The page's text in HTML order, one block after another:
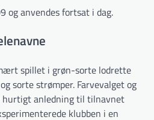
og anvendes fortsat i dag.
spillet i grøn-sorte lodrette
sorte strømper. Farvevalget og
hurtigt anledning til tilnavnet
klubben i en